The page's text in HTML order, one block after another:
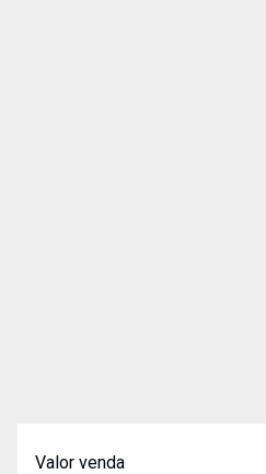
Valor venda